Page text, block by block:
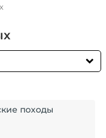
походы